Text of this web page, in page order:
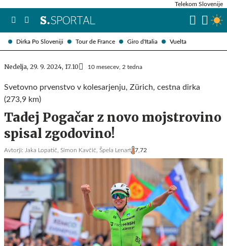
Dirka Po Sloveniji Tour de France Giro d'Italia Vuelta
Telekom Slovenije
Nedelja, 29. 9. 2024, 17.10 10 mesecev, 2 tedna
Svetovno prvenstvo v kolesarjenju, Zürich, cestna dirka
(273,9 km)
Tadej Pogačar z novo mojstrovino
spisal zgodovino!
Avtorji: Jaka Lopatič, Simon Kavčič, Špela Lenart 7,72